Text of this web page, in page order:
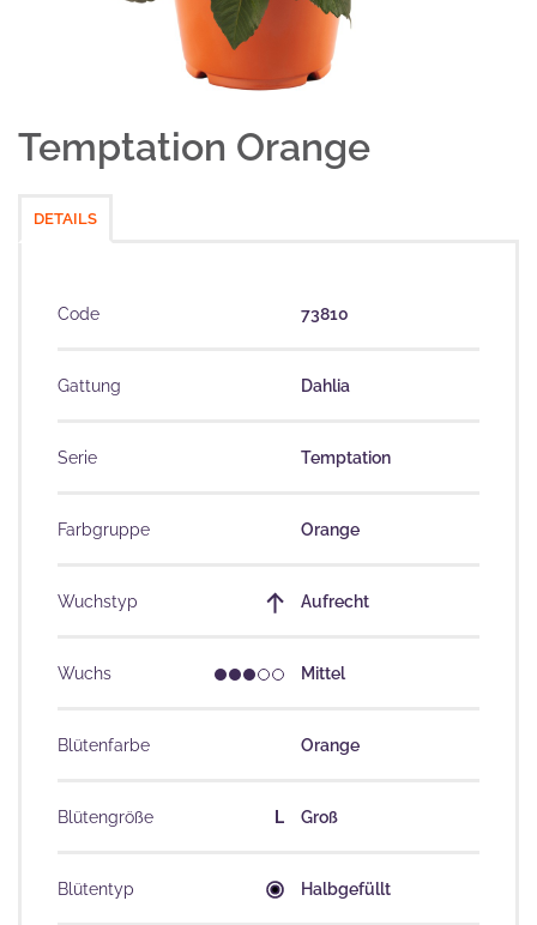
Temptation Orange
DETAILS
Code 73810
Gattung Dahlia
Serie Temptation
Farbgruppe Orange
Wuchstyp Aufrecht
Wuchs Mittel
Blütenfarbe Orange
Blütengröße L Groß
Blütentyp Halbgefüllt